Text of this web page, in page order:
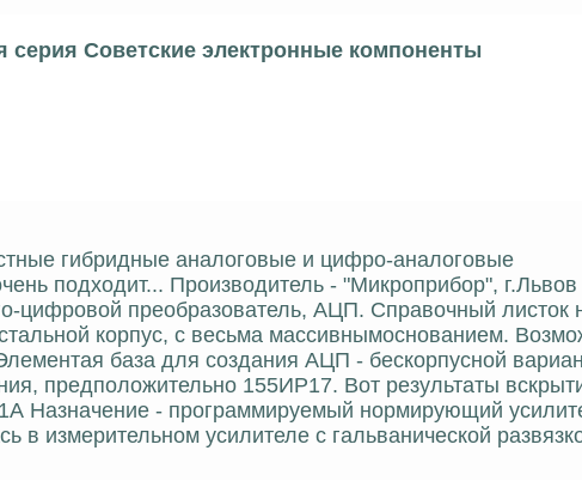
серия Советские электронные компоненты
гибридные аналоговые и цифро-аналоговые
подходит... Производитель - "Микроприбор", г.Львов
цифровой преобразователь, АЦП. Справочный листок
корпус, с весьма массивнымоснованием.
база для создания АЦП - бескорпусной
предположительно 155ИР17. Вот результаты
Назначение - программируемый нормирующий
в измерительном усилителе с гальванической